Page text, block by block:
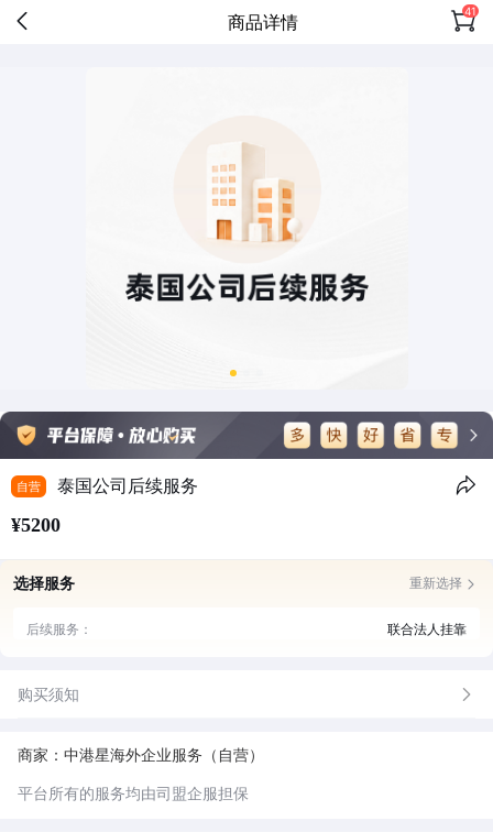
商品详情 41
自营 泰国公司后续服务
¥5200
选择服务 重新选择
后续服务： 联合法人挂靠
购买须知
商家：中港星海外企业服务（自营）
平台所有的服务均由司盟企服担保